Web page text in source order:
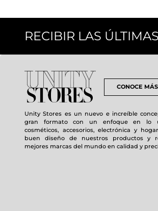
RECIBIR LAS
CONOCE MÁS
Unity Stores es un nuevo e increíble
gran formato con un enfoque en lo
cosméticos, accesorios, electrónica y
buen diseño de nuestros productos y
mejores marcas del mundo en calidad y